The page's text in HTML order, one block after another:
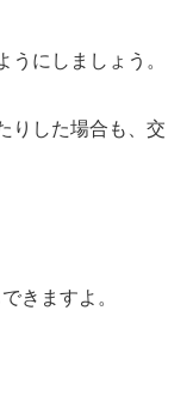
うにしましょう。
りした場合も、交
きますよ。